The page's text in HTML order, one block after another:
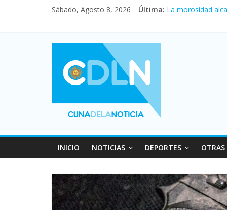
Sábado, Agosto 8, 2026 Última: Central venció 1
Vacaciones de
Fuerte caída de
INICIO NOTICIAS DEPORTES